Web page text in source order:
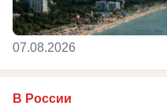
07.08.2026
В России